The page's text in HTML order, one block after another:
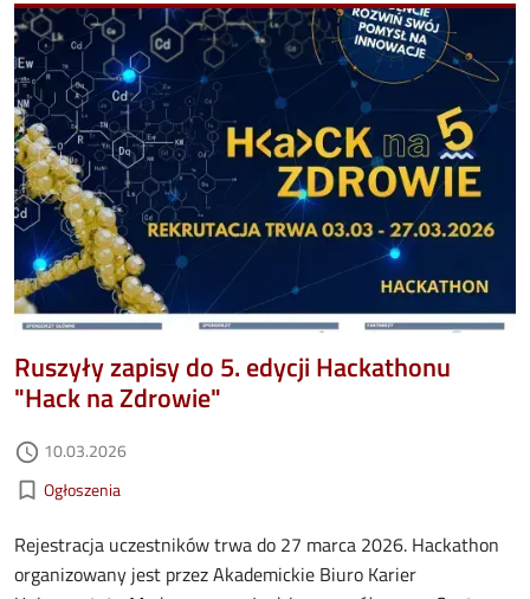
Image
Ruszyły zapisy do 5. edycji Hackathonu
"Hack na Zdrowie"
access_time Data dodania
10.03.2026
bookmark_border Kategorie aktualności
Ogłoszenia
Rejestracja uczestników trwa do 27 marca 2026. Hackathon
organizowany jest przez Akademickie Biuro Karier